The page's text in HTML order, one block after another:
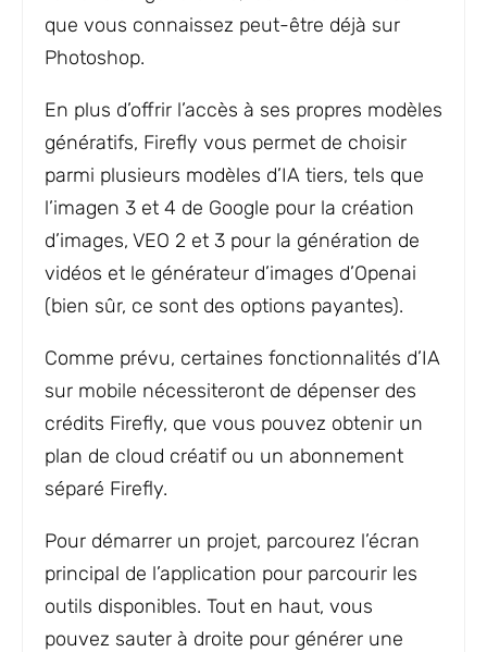
que vous connaissez peut-être déjà sur
Photoshop.
En plus d’offrir l’accès à ses propres modèles
génératifs, Firefly vous permet de choisir
parmi plusieurs modèles d’IA tiers, tels que
l’imagen 3 et 4 de Google pour la création
d’images, VEO 2 et 3 pour la génération de
vidéos et le générateur d’images d’Openai
(bien sûr, ce sont des options payantes).
Comme prévu, certaines fonctionnalités d’IA
sur mobile nécessiteront de dépenser des
crédits Firefly, que vous pouvez obtenir un
plan de cloud créatif ou un abonnement
séparé Firefly.
Pour démarrer un projet, parcourez l’écran
principal de l’application pour parcourir les
outils disponibles. Tout en haut, vous
pouvez sauter à droite pour générer une